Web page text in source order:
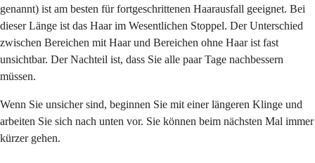
genannt) ist am besten für fortgeschrittenen Haarausfall geeignet. Bei
dieser Länge ist das Haar im Wesentlichen Stoppel. Der Unterschied
zwischen Bereichen mit Haar und Bereichen ohne Haar ist fast
unsichtbar. Der Nachteil ist, dass Sie alle paar Tage nachbessern
müssen.
Wenn Sie unsicher sind, beginnen Sie mit einer längeren Klinge und
arbeiten Sie sich nach unten vor. Sie können beim nächsten Mal immer
kürzer gehen.